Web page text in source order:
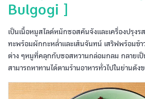
Bulgogi ]
เป็นเนื้อหมูสไลด์หมักซอสคันจังและเครื่องปรุง
ทะพร้อมผักกะหล่ำและเส้นจันทน์ เสริฟพร้อมข้า
ต่าง ๆหมูที่คลุกกับซอสหวานกล่อมกลม กลายเป็
สามารถหาทานได้ตามร้านอาหารทั่วไปในย่านดัง